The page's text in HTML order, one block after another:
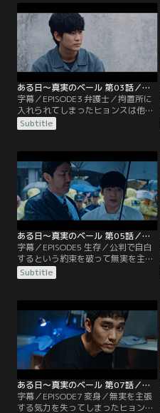
車に乗り込んできた女性。回送中だ
と言っても聞き入れてもらえず、ヒ
ョンスはしかたなく車を走らせるこ
とに。その後、意気投合した2人は
女性の家で一緒に酒を飲みいい雰囲
気になるが…。
ある日～真実のベール 第03話／字幕
字幕／EPISODE3 弁護士／拘置所に
入れられてしまったヒョンスは他の
収容者に目をつけられリンチを受け
るが、なぜかト・ジテという男には
めらっていたヒョンスの両親は、ロ
ーファームの代表弁護士パク・ミギ
ョンから無料で弁護するという提案
を受けて即決。
Subtitle
ある日～真実のベール 第05話／字幕
字幕／EPISODE5 生存／公判で自白
するという約束を破って無実を主張
し、パク・ミギョン弁護士から見放
されてしまったヒョンス。拘置所で
らい日々を過ごしていたが、何かと
面倒を見てくれるト・ジテに助けら
れていた。一方、ミギョンに代わっ
てヒョンスの裁判を担当することに
なったスジンはジュンハンに共同弁
護を依頼し…。
Subtitle
ある日～真実のベール 第07話／字幕
字幕／EPISODE7 変身／無実を主張
する気力を失ってしまったヒョンス